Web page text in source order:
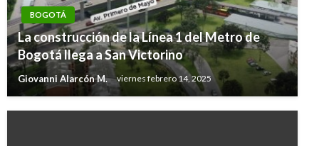
BOGOTÁ
La construcción de la Línea 1 del Metro de
Bogotá llega a San Victorino
Giovanni Alarcón M. viernes febrero 14, 2025